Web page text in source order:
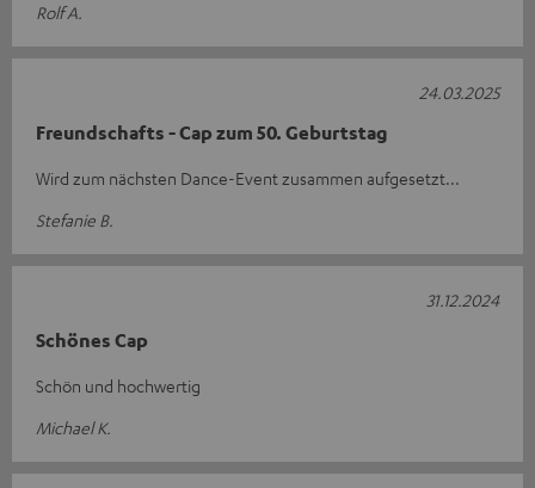
Rolf A.
Freundschafts - Cap zum 50. Geburtstag
Wird zum nächsten Dance-Event zusammen aufgesetzt...
Stefanie B.
24.03.2025
Schönes Cap
Schön und hochwertig
Michael K.
31.12.2024